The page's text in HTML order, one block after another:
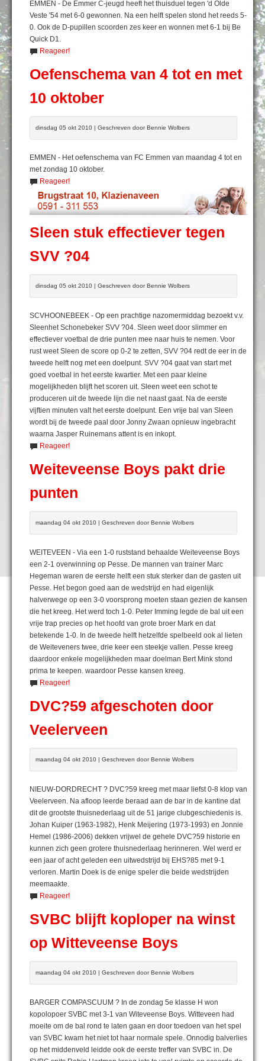
EMMEN - De Emmer C-jeugd heeft het thuisduel tegen 'd Olde
Veste '54 met 6-0 gewonnen. Na een helft spelen stond het reeds 5-
0. Ook de D-pupillen scoorden zes keer en wonnen met 6-1 bij Be
Quick D1.
Reageer!
Oefenschema van 4 tot en met
10 oktober
dinsdag 05 okt 2010 | Geschreven door Bennie Wolbers
EMMEN - Het oefenschema van FC Emmen van maandag 4 tot en
met zondag 10 oktober.
Reageer!
Sleen stuk effectiever tegen
SVV ?04
dinsdag 05 okt 2010 | Geschreven door Bennie Wolbers
SCVHOONEBEEK - Op een prachtige nazomermiddag bezoekt v.v.
Sleenhet Schonebeker SVV ?04. Sleen weet door slimmer en
effectiever voetbal de drie punten mee naar huis te nemen. Voor
rust weet Sleen de score op 0-2 te zetten, SVV ?04 redt de eer in de
tweede helft nog met een doelpunt. SVV ?04 gaat van start met
goed voetbal in het eerste kwartier. Met een paar kleine
mogelijkheden blijft het scoren uit. Sleen weet een schot te
produceren uit de tweede lijn die net naast gaat. Na de eerste
vijftien minuten valt het eerste doelpunt. Een vrije bal van Sleen
wordt bij de tweede paal door Jonny Zwaan opnieuw ingebracht
waarna Jasper Ruinemans attent is en inkopt.
Reageer!
Weiteveense Boys pakt drie
punten
maandag 04 okt 2010 | Geschreven door Bennie Wolbers
WEITEVEEN - Via een 1-0 ruststand behaalde Weiteveense Boys
een 2-1 overwinning op Pesse. De mannen van trainer Marc
Hegeman waren de eerste helft een stuk sterker dan de gasten uit
Pesse. Het begon goed aan de wedstrijd en had eigenlijk
halverwege op een 3-0 voorsprong moeten staan gezien de kansen
die het kreeg. Het werd toch 1-0. Peter Imming legde de bal uit een
vrije trap precies op het hoofd van grote broer Mark en dat
betekende 1-0. In de tweede helft hetzelfde spelbeeld ook al lieten
de Weiteveners twee, drie keer een steekje vallen. Pesse kreeg
daardoor enkele mogelijkheden maar doelman Bert Mink stond
prima te keepen. waardoor Pesse kansen kreeg.
Reageer!
DVC?59 afgeschoten door
Veelerveen
maandag 04 okt 2010 | Geschreven door Bennie Wolbers
NIEUW-DORDRECHT ? DVC?59 kreeg met maar liefst 0-8 klop van
Veelerveen. Na afloop leerde beraad aan de bar in de kantine dat
dit de grootste thuisnederlaag uit de 51 jarige clubgeschiedenis is.
Johan Kuiper (1963-1982), Henk Meijering (1973-1993) en Jonnie
Hemel (1986-2006) dekken vrijwel de gehele DVC?59 historie en
kunnen zich geen grotere thuisnederlaag herinneren. Wel werd er
een jaar of acht geleden een uitwedstrijd bij EHS?85 met 9-1
verloren. Martin Doek is de enige speler die beide wedstrijden
meemaakte.
Reageer!
SVBC blijft koploper na winst
op Witteveense Boys
maandag 04 okt 2010 | Geschreven door Bennie Wolbers
BARGER COMPASCUUM ? In de zondag 5e klasse H won
kopolopoer SVBC met 3-1 van Witeveense Boys. Witteveen had
moeite om de bal rond te laten gaan en door toedoen van het spel
van SVBC kwam het niet tot haar normale spele. Onnodig balverlies
op het middenveld leidde ook de eerste treffer van SVBC in. De